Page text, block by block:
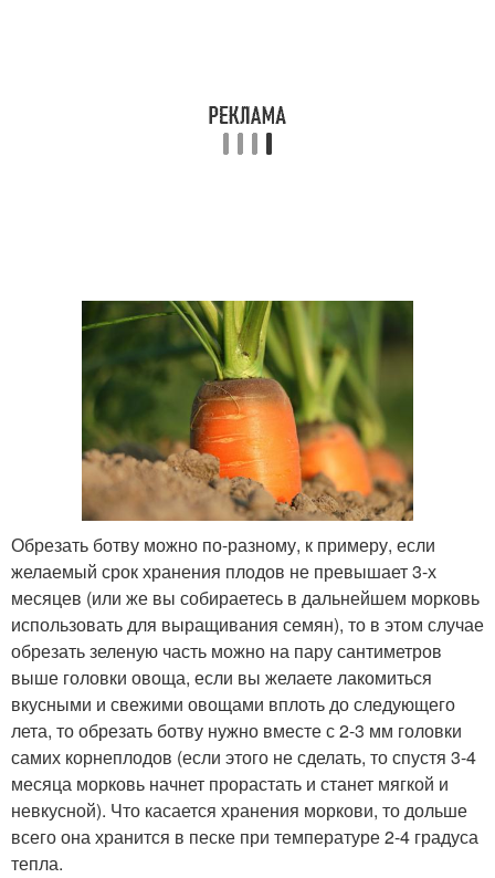
Обрезать ботву можно по-разному, к примеру, если
желаемый срок хранения плодов не превышает 3-х
месяцев (или же вы собираетесь в дальнейшем морковь
использовать для выращивания семян), то в этом случае
обрезать зеленую часть можно на пару сантиметров
выше головки овоща, если вы желаете лакомиться
вкусными и свежими овощами вплоть до следующего
лета, то обрезать ботву нужно вместе с 2-3 мм головки
самих корнеплодов (если этого не сделать, то спустя 3-4
месяца морковь начнет прорастать и станет мягкой и
невкусной). Что касается хранения моркови, то дольше
всего она хранится в песке при температуре 2-4 градуса
тепла.